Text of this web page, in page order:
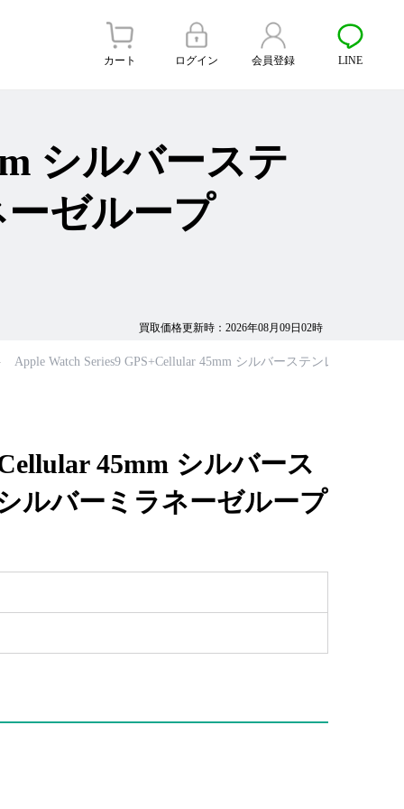
カート ログイン 会員登録 LINE
買取価格更新時：2026年08月09日02時
シルバーステ
ゼループ
Apple Watch Series9 GPS+Cellular 45mm シルバーステンレススチー
45mm シルバース
ルバーミラネーゼループ